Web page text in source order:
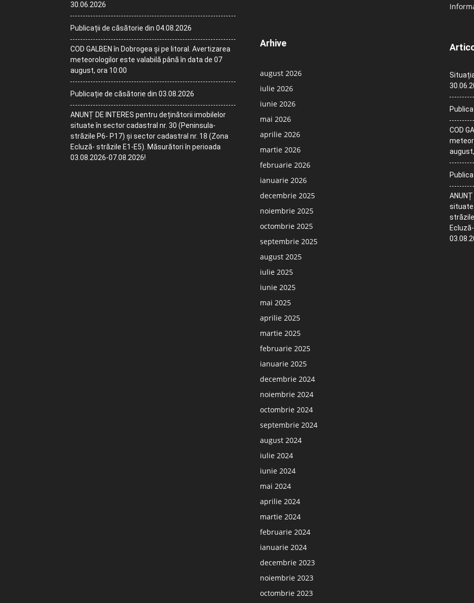
30.06.2026
Publicații de căsătorie din 04.08.2026
COD GALBEN în Dobrogea și pe litoral. Avertizarea
meteorologilor este valabilă până în data de 07
august, ora 10:00
Publicație de căsătorie din 03.08.2026
ANUNȚ DE INTERES pentru deținătorii imobilelor
situate în sector cadastral nr. 30 (Peninsula-
străzile P6- P17) și sector cadastral nr. 18 (Zona
Ecluză- străzile E1-E5). Măsurători în perioada
03.08.2026-07.08.2026!
Arhive
august 2026
iulie 2026
iunie 2026
mai 2026
aprilie 2026
martie 2026
februarie 2026
ianuarie 2026
decembrie 2025
noiembrie 2025
octombrie 2025
septembrie 2025
august 2025
iulie 2025
iunie 2025
mai 2025
aprilie 2025
martie 2025
februarie 2025
ianuarie 2025
decembrie 2024
noiembrie 2024
octombrie 2024
septembrie 2024
august 2024
iulie 2024
iunie 2024
mai 2024
aprilie 2024
martie 2024
februarie 2024
ianuarie 2024
decembrie 2023
noiembrie 2023
octombrie 2023
COD
situate